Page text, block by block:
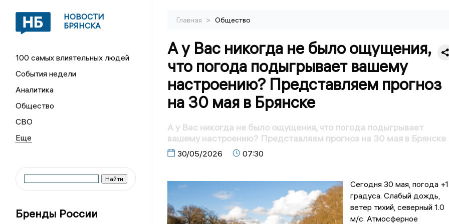
НОВОСТИ
БРЯНСКА
100 самых влиятельных людей
События недели
Аналитика
Общество
СВО
Бренды России
Главная > Общество
А у Вас никогда не было ощущения,
что погода подыгрывает вашему
настроению? Представляем прогноз
на 30 мая в Брянске
А у Вас никогда не было ощущения, что погода подыгрывает
вашему настроению? Представляем прогноз на 30 мая в Брянске
30/05/2026 07:30
Сегодня 30 мая, погода
градусa. Слабый дождь,
ветер тихий, северный 1.0
м/с. Атмосферное